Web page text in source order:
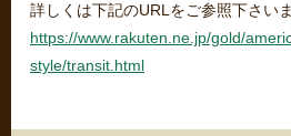
詳しくは下記のURLをご参照下さいま
https://www.rakuten.ne.jp/gold/
style/transit.html